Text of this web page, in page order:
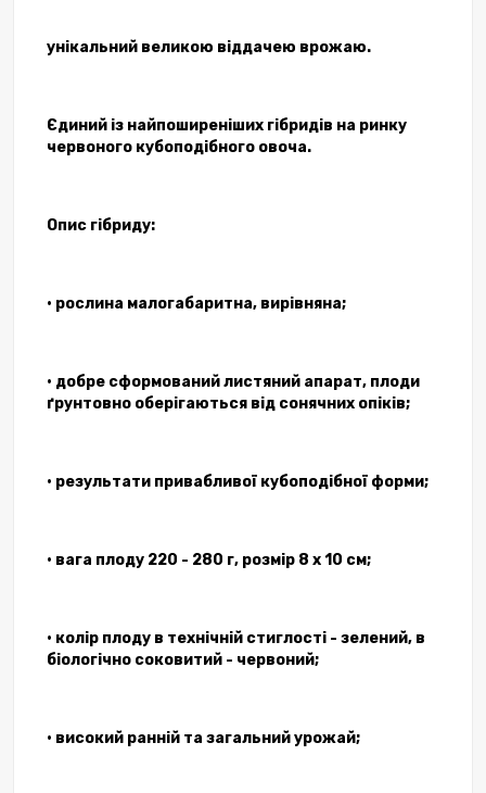
унікальний великою віддачею врожаю.
Єдиний із найпоширеніших гібридів на ринку
червоного кубоподібного овоча.
Опис гібриду:
• рослина малогабаритна, вирівняна;
• добре сформований листяний апарат, плоди
ґрунтовно оберігаються від сонячних опіків;
• результати привабливої ​​кубоподібної форми;
• вага плоду 220 - 280 г, розмір 8 х 10 см;
• колір плоду в технічній стиглості - зелений, в
біологічно соковитий - червоний;
• високий ранній та загальний урожай;